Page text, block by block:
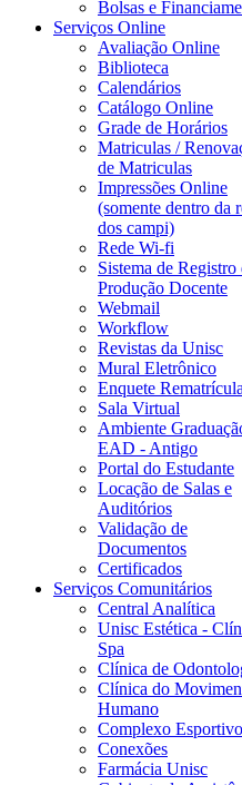
Bolsas e
Serviços Online
Avaliação Online
Biblioteca
Calendários
Catálogo Online
Grade de Horários
Matriculas /
de Matriculas
Impressões Online
(somente dentro da
dos campi)
Rede Wi-fi
Sistema de Registro
Produção Docente
Webmail
Workflow
Revistas da Unisc
Mural Eletrônico
Enquete Rematrícula
Sala Virtual
Ambiente
EAD - Antigo
Portal do Estudante
Locação de Salas e
Auditórios
Validação de
Documentos
Certificados
Serviços Comunitários
Central Analítica
Unisc Estética -
Spa
Clínica de
Clínica do
Humano
Complexo Esportivo
Conexões
Farmácia Unisc